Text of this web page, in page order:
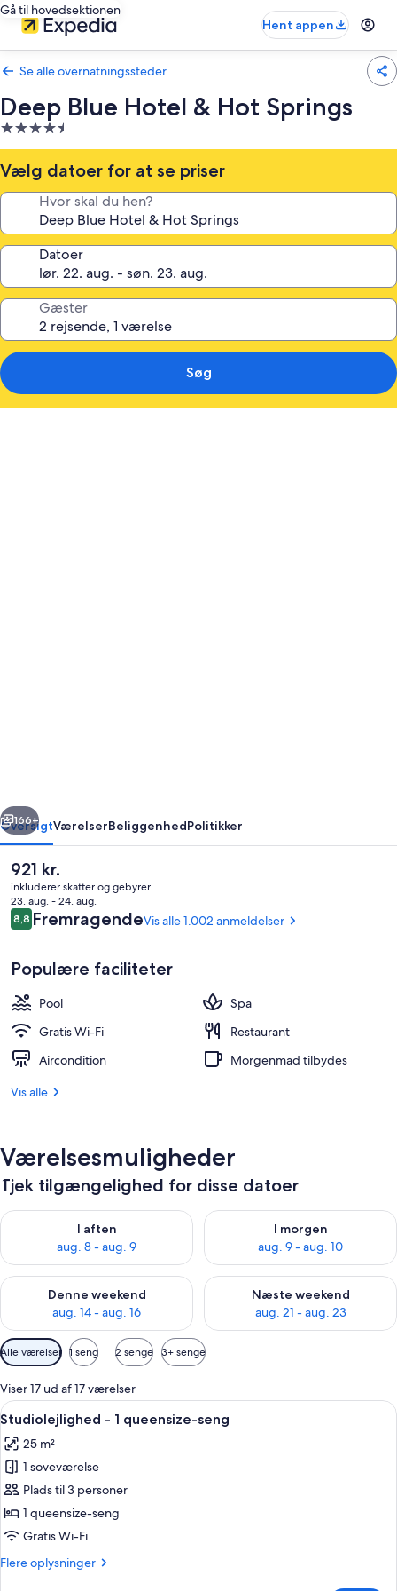
Gå til hovedsektionen
Hent appen
Se alle overnatningssteder
Deep Blue Hotel & Hot Springs
4.5-
stjernet
overnatningssted
Vælg datoer for at se priser
Hvor skal du hen?
Datoer
Gæster
Søg
Varme kilder
Næste
166+
OversigtVærelserBeliggenhedPolitikker
Den
nuværende
pris
er
921 kr.
921 kr.
inkluderer skatter og gebyrer
23. aug. - 24. aug.
Anmeldelser
8,88,8 ud af 10.
FremragendeVis alle 1.002 anmeldelser
Populære faciliteter
Pool
Spa
Gratis Wi-Fi
Restaurant
Aircondition
Morgenmad tilbydes
Vis alle
Værelsesmuligheder
Tjek tilgængelighed for disse datoer
I aften
aug. 8 - aug. 9
Tjek tilgængelighed for i aften aug. 8 - aug. 9
I morgen
aug. 9 - aug. 10
Tjek tilgængelighed for i
Denne weekend
aug. 14 - aug. 16
Tjek tilgængelighed for denne weekend aug. 14 - aug. 16
Næste weekend
aug. 21 - aug. 23
Tjek tilgængelighed for næste
Tilgængelige
filtre
for
værelser
Alle værelser 1 seng 2 senge 3+ senge
Viser 17 ud af 17 værelser
Indlæs
alle
billeder
af
Studiolejlighed
-
1
seng
Et hotelværelse med seng, stol, et
5
Studiolejlighed - 1 queensize-seng
25 m²
1 soveværelse
Plads til 3 personer
1 queensize-seng
Gratis Wi-Fi
Flere oplysninger
Flere